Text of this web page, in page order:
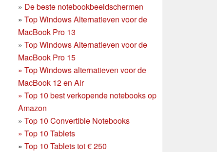
» De beste notebookbeeldschermen
» Top Windows Alternatieven voor de
MacBook Pro 13
» Top Windows Alternatieven voor de
MacBook Pro 15
» Top Windows alternatieven voor de
MacBook 12 en Air
» Top 10 best verkopende notebooks op
Amazon
» Top 10 Convertible Notebooks
» Top 10 Tablets
» Top 10 Tablets tot € 250